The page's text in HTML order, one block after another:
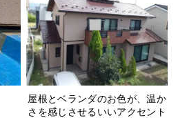
屋根とベランダのお色が、温か
さを感じさせるいいアクセント